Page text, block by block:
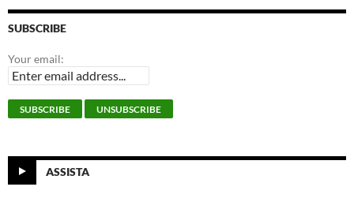
SUBSCRIBE
Your email:
ASSISTA